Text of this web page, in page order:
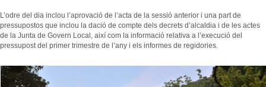
L’odre del dia inclou l’aprovació de l’acta de la sessió anterior i una part de
pressupostos que inclou la dació de compte dels decrets d’alcaldia i de les actes
de la Junta de Govern Local, així com la informació relativa a l’execució del
pressupost del primer trimestre de l’any i els informes de regidories.